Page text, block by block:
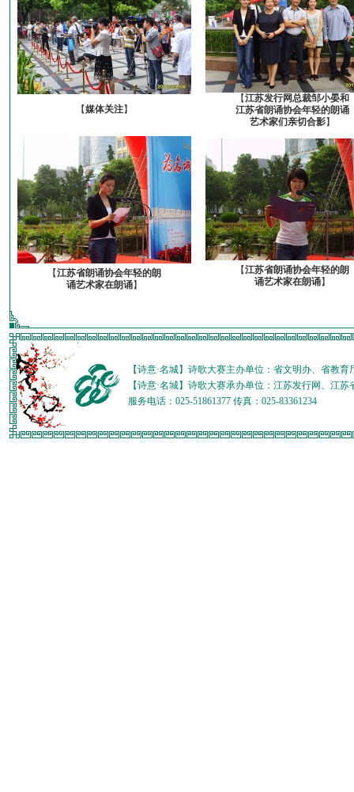
【媒体关注】
【江苏发行网总裁邹小晏和
江苏省朗诵协会年轻的朗诵
艺术家们亲切合影】
【江苏省朗诵协会年轻的朗
诵艺术家在朗诵】
【江苏省朗诵协会年轻的朗
诵艺术家在朗诵】
【诗意·名城】诗歌大赛主办单位：省文明办、省教
【诗意·名城】诗歌大赛承办单位：江苏发行网、江
服务电话：025-51861377 传真：025-83361234